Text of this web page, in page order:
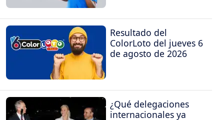
Resultado del
ColorLoto del jueves 6
de agosto de 2026
¿Qué delegaciones
internacionales ya